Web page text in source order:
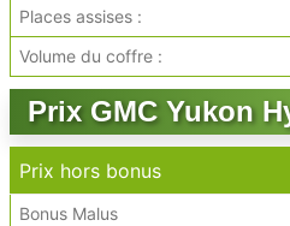
Places assises :
Volume du coffre :
Prix GMC Yukon
Prix hors bonus
Bonus Malus